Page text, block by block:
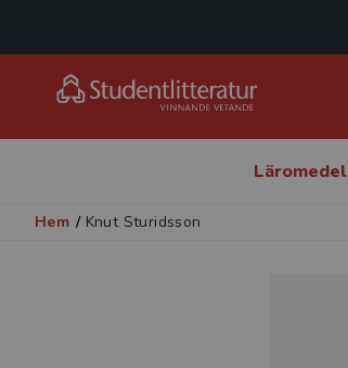
Läromedel
Hem / Knut Sturidsson